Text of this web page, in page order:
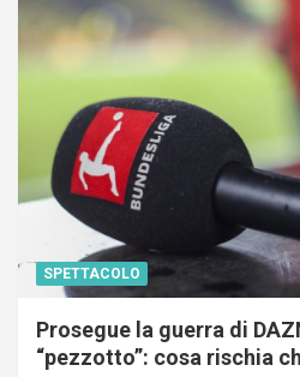
SPETTACOLO
Prosegue la guerra di
“pezzotto”: cosa rischia